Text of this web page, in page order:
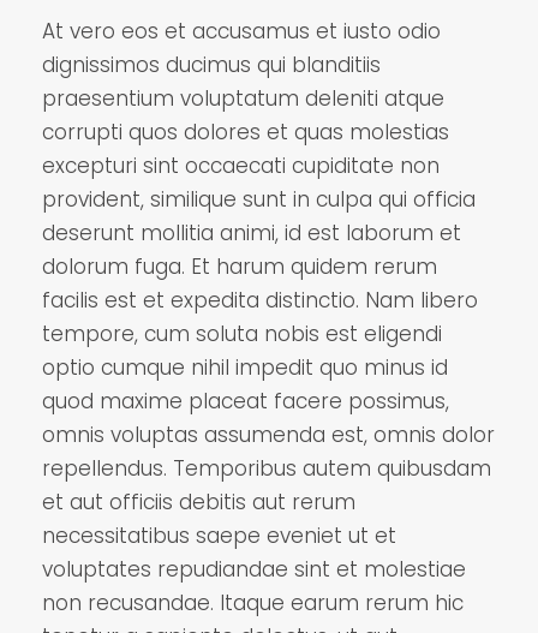
At vero eos et accusamus et iusto odio
dignissimos ducimus qui blanditiis
praesentium voluptatum deleniti atque
corrupti quos dolores et quas molestias
excepturi sint occaecati cupiditate non
provident, similique sunt in culpa qui officia
deserunt mollitia animi, id est laborum et
dolorum fuga. Et harum quidem rerum
facilis est et expedita distinctio. Nam libero
tempore, cum soluta nobis est eligendi
optio cumque nihil impedit quo minus id
quod maxime placeat facere possimus,
omnis voluptas assumenda est, omnis dolor
repellendus. Temporibus autem quibusdam
et aut officiis debitis aut rerum
necessitatibus saepe eveniet ut et
voluptates repudiandae sint et molestiae
non recusandae. Itaque earum rerum hic